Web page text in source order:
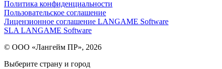
Политика конфиденциальности
Пользовательское соглашение
Лицензионное соглашение LANGAME Software
SLA LANGAME Software
© ООО «Лангейм ПР», 2026
Выберите страну и город